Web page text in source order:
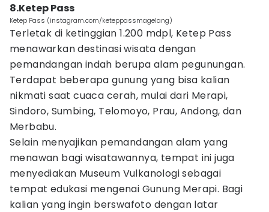
8.Ketep Pass
Ketep Pass (instagram.com/keteppassmagelang)
Terletak di ketinggian 1.200 mdpl, Ketep Pass
menawarkan destinasi wisata dengan
pemandangan indah berupa alam pegunungan.
Terdapat beberapa gunung yang bisa kalian
nikmati saat cuaca cerah, mulai dari Merapi,
Sindoro, Sumbing, Telomoyo, Prau, Andong, dan
Merbabu.
Selain menyajikan pemandangan alam yang
menawan bagi wisatawannya, tempat ini juga
menyediakan Museum Vulkanologi sebagai
tempat edukasi mengenai Gunung Merapi. Bagi
kalian yang ingin berswafoto dengan latar